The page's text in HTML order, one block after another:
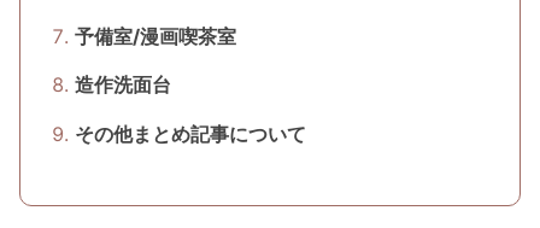
予備室/漫画喫茶室
造作洗面台
その他まとめ記事について